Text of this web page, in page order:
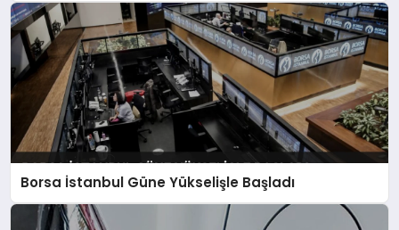
Borsa İstanbul Güne Yükselişle Başladı